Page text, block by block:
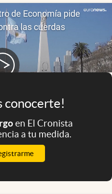
conocerte!
en El Cronista
a tu medida.